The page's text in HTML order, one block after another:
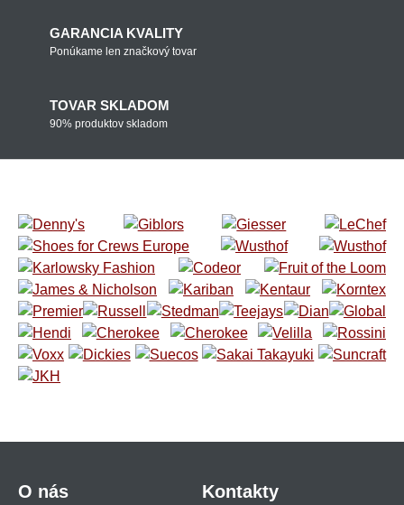
GARANCIA KVALITY
Ponúkame len značkový tovar
TOVAR SKLADOM
90% produktov skladom
O nás Kontakty